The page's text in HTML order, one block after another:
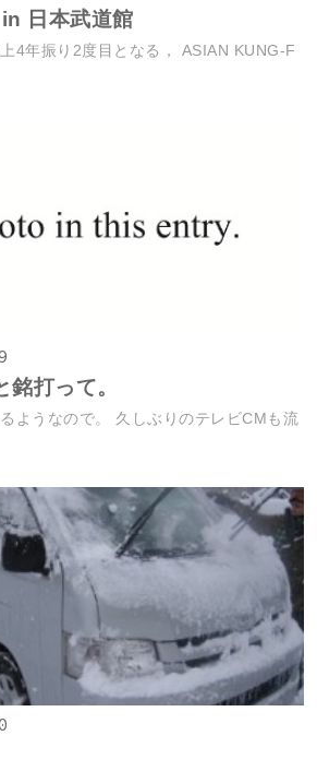
日本武道館
4年振り2度目となる， ASIAN KUNG-F
銘打って。
ようなので。 久しぶりのテレビCMも流